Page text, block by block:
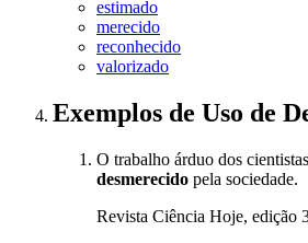
estimado
merecido
reconhecido
valorizado
Exemplos de Uso de
O trabalho árduo dos
desmerecido pela sociedade.
Revista Ciência Hoje, edição